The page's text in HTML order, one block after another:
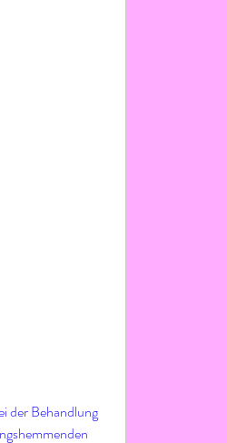
der Behandlung